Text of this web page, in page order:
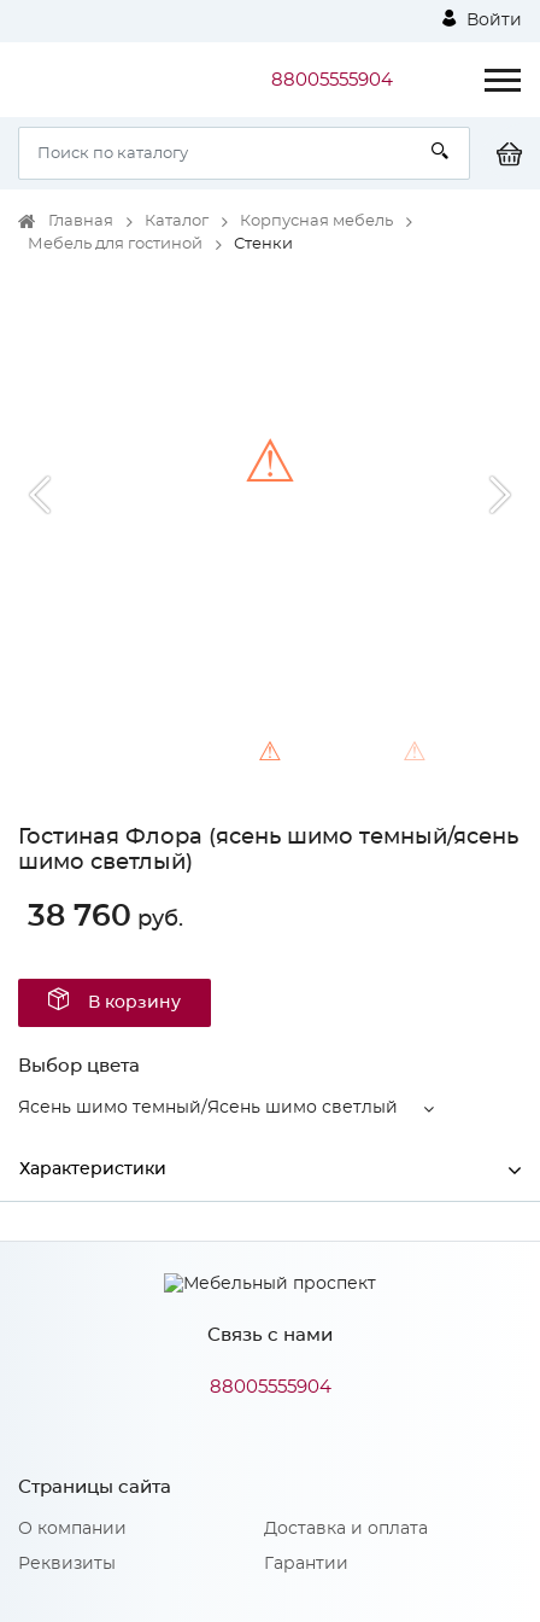
Войти
88005555904
Главная Каталог
Корпусная мебель
Мебель для гостиной
Стенки
⚠ ⚠
⚠
Гостиная Флора (ясень шимо темный/ясень
шимо светлый)
38 760 руб.
В корзину
Выбор цвета
Ясень шимо темный/Ясень шимо светлый
Характеристики
Производитель МиФ
Ясень шимо темный/Ясень
Количество упаковок: 6
Связь с нами
88005555904
Страницы сайта
О компании
Реквизиты
Доставка и оплата
Гарантии